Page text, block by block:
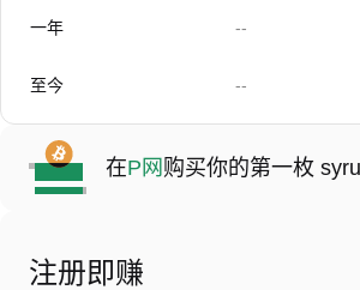
一年 --
至今 --
在P网 购买你的第一枚
注册即赚